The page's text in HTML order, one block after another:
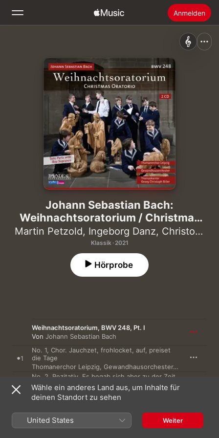
Anmelden
Startseite
Apple Music installieren
Johann Sebastian Bach:
Weihnachtsoratorium / Christmas
Oratorio, BWV248
Martin Petzold, Ingeborg Danz, Christoph Genz
Klassik · 2021
Hörprobe
Weihnachtsoratorium, BWV 248, Pt. I
Von Johann Sebastian Bach
1
No. 1, Chor. Jauchzet, frohlocket, auf, preiset
die Tage
Thomanerchor Leipzig Gewandhausorchester,Georg
2
No. 2, Rezitativ. Es begab sich aber zu der Zeit
(Evangelist)
Gewandhausorchester
, Georg Christoph Biller
3
No. 3, Rezitativ. Nun wird mein liebster
Gewandhausorchester
Georg Christoph Biller, Ingeborg
Wähle ein anderes Land aus, um Inhalte für
deinen Standort zu sehen
United States Weiter